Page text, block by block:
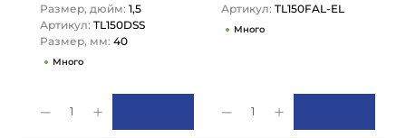
Размер, дюйм: 1,5
Артикул: TL150DSS
Размер, мм: 40
Много
1
Артикул: TL150FAL-EL
Много
1